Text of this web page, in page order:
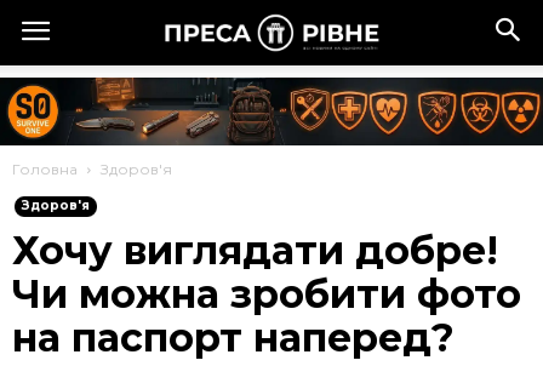
Головна Здоров'я
Здоров'я
Хочу виглядати добре!
Чи можна зробити фото
на паспорт наперед?